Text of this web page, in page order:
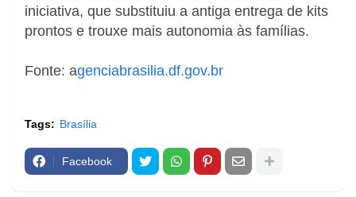
iniciativa, que substituiu a antiga entrega de kits
prontos e trouxe mais autonomia às famílias.
Fonte: agenciabrasilia.df.gov.br
Tags: Brasília
Facebook